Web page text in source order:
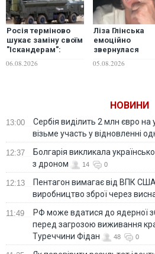
Росія терміново
шукає заміну своїм
"Іскандерам":
причину
06.08.2026
Ліза Глінська
емоційно
звернулася
нічної атаки
Ви не маєте
05.08.2026
НОВИНИ
13:00
Сербія виділить 2 млн євро на
візьме участь у відновленні
12:37
Болгарія викликала
з дроном
14 0
12:13
Пентагон вимагає від ВПК США
виробництво зброї через
11:49
РФ може вдатися до ядерної
перед загрозою виживання
Туреччини Фідан
48 0